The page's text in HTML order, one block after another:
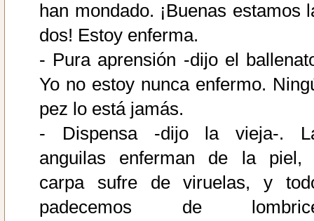
han mondado. ¡Buenas estamos
dos! Estoy enferma.
- Pura aprensión -dijo el
Yo no estoy nunca enfermo.
pez lo está jamás.
- Dispensa -dijo la vieja-.
anguilas enferman de la piel,
carpa sufre de viruelas, y
padecemos de